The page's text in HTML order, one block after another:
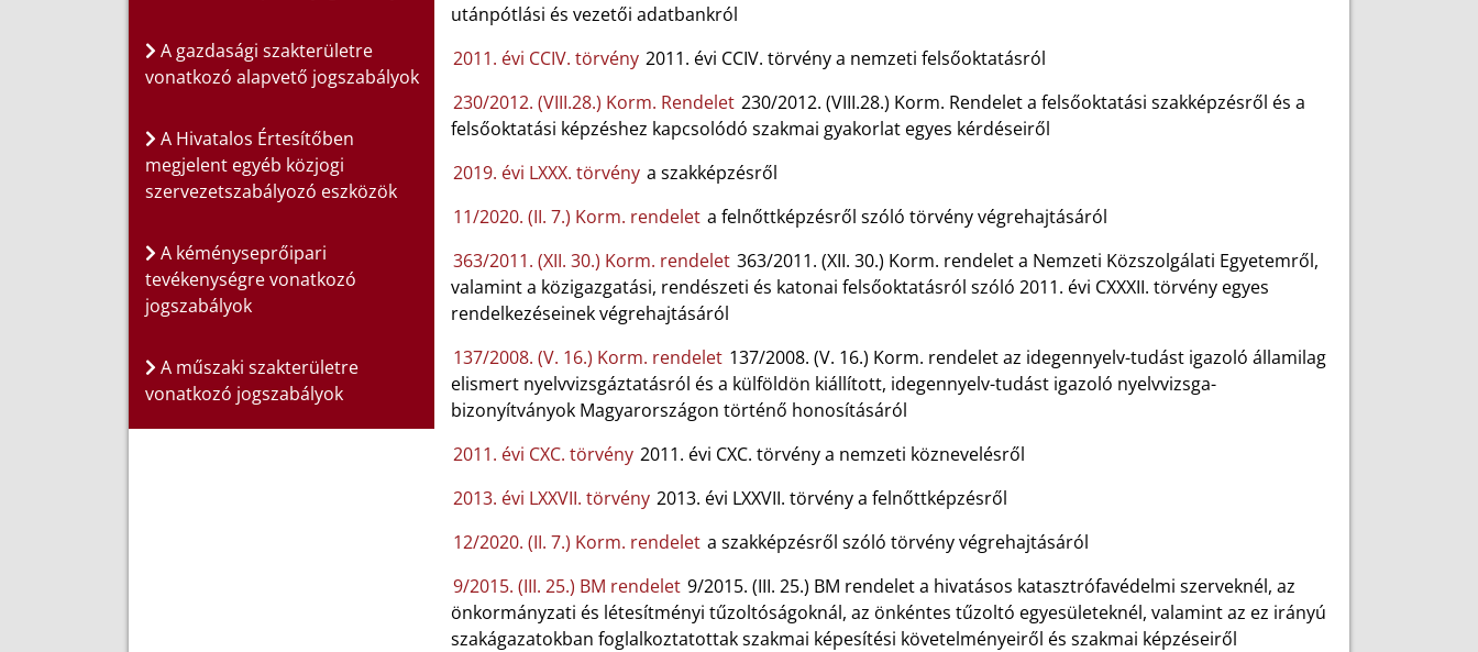
A gazdasági szakterületre
vonatkozó alapvető jogszabályok
A Hivatalos Értesítőben
megjelent egyéb közjogi
szervezetszabályozó eszközök
A kéményseprőipari
tevékenységre vonatkozó
jogszabályok
A műszaki szakterületre
vonatkozó jogszabályok
utánpótlási és vezetői adatbankról
2011. évi CCIV. törvény 2011. évi CCIV. törvény a nemzeti felsőoktatásról
230/2012. (VIII.28.) Korm. Rendelet 230/2012. (VIII.28.) Korm. Rendelet a felsőoktatási szakképzésről és a
felsőoktatási képzéshez kapcsolódó szakmai gyakorlat egyes kérdéseiről
2019. évi LXXX. törvény a szakképzésről
11/2020. (II. 7.) Korm. rendelet a felnőttképzésről szóló törvény végrehajtásáról
363/2011. (XII. 30.) Korm. rendelet 363/2011. (XII. 30.) Korm. rendelet a Nemzeti Közszolgálati Egyetemről,
valamint a közigazgatási, rendészeti és katonai felsőoktatásról szóló 2011. évi CXXXII. törvény egyes
rendelkezéseinek végrehajtásáról
137/2008. (V. 16.) Korm. rendelet 137/2008. (V. 16.) Korm. rendelet az idegennyelv-tudást igazoló államilag
elismert nyelvvizsgáztatásról és a külföldön kiállított, idegennyelv-tudást igazoló nyelvvizsga-
bizonyítványok Magyarországon történő honosításáról
2011. évi CXC. törvény 2011. évi CXC. törvény a nemzeti köznevelésről
2013. évi LXXVII. törvény 2013. évi LXXVII. törvény a felnőttképzésről
12/2020. (II. 7.) Korm. rendelet a szakképzésről szóló törvény végrehajtásáról
9/2015. (III. 25.) BM rendelet 9/2015. (III. 25.) BM rendelet a hivatásos katasztrófavédelmi szerveknél, az
önkormányzati és létesítményi tűzoltóságoknál, az önkéntes tűzoltó egyesületeknél, valamint az ez irányú
szakágazatokban foglalkoztatottak szakmai képesítési követelményeiről és szakmai képzéseiről